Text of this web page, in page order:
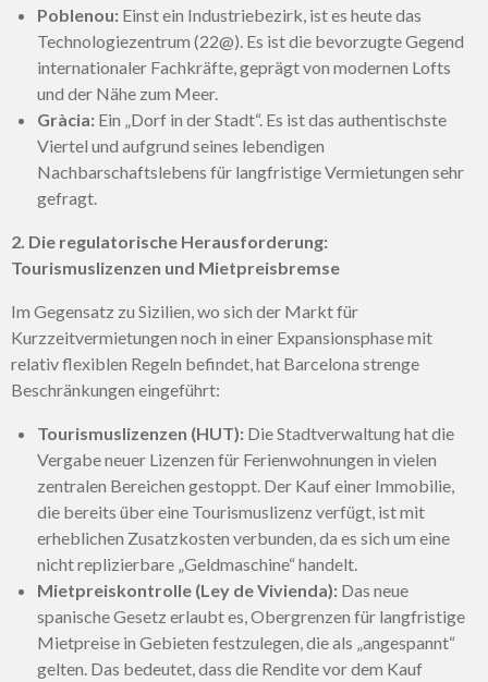
Poblenou: Einst ein Industriebezirk, ist es heute das
Technologiezentrum (22@). Es ist die bevorzugte Gegend
internationaler Fachkräfte, geprägt von modernen Lofts
und der Nähe zum Meer.
Gràcia: Ein „Dorf in der Stadt“. Es ist das authentischste
Viertel und aufgrund seines lebendigen
Nachbarschaftslebens für langfristige Vermietungen sehr
gefragt.
2. Die regulatorische Herausforderung:
Tourismuslizenzen und Mietpreisbremse
Im Gegensatz zu Sizilien, wo sich der Markt für
Kurzzeitvermietungen noch in einer Expansionsphase mit
relativ flexiblen Regeln befindet, hat Barcelona strenge
Beschränkungen eingeführt:
Tourismuslizenzen (HUT): Die Stadtverwaltung hat die
Vergabe neuer Lizenzen für Ferienwohnungen in vielen
zentralen Bereichen gestoppt. Der Kauf einer Immobilie,
die bereits über eine Tourismuslizenz verfügt, ist mit
erheblichen Zusatzkosten verbunden, da es sich um eine
nicht replizierbare „Geldmaschine“ handelt.
Mietpreiskontrolle (Ley de Vivienda): Das neue
spanische Gesetz erlaubt es, Obergrenzen für langfristige
Mietpreise in Gebieten festzulegen, die als „angespannt“
gelten. Das bedeutet, dass die Rendite vor dem Kauf